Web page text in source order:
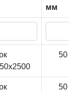
мм
50
50